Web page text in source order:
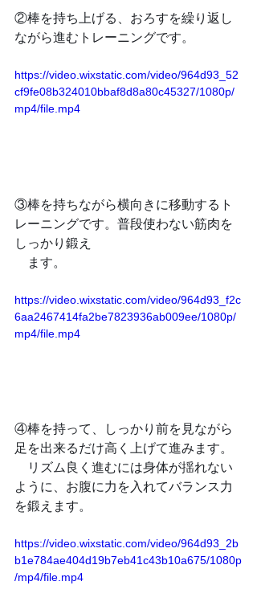
②棒を持ち上げる、おろすを繰り返し
ながら進むトレーニングです。
https://video.wixstatic.com/video/964d93_52
cf9fe08b324010bbaf8d8a80c45327/1080p/
mp4/file.mp4
③棒を持ちながら横向きに移動するト
レーニングです。普段使わない筋肉を
しっかり鍛え
ます。
https://video.wixstatic.com/video/964d93_f2c
6aa2467414fa2be7823936ab009ee/1080p/
mp4/file.mp4
④棒を持って、しっかり前を見ながら
足を出来るだけ高く上げて進みます。
リズム良く進むには身体が揺れない
ように、お腹に力を入れてバランス力
を鍛えます。
https://video.wixstatic.com/video/964d93_2b
b1e784ae404d19b7eb41c43b10a675/1080p
/mp4/file.mp4